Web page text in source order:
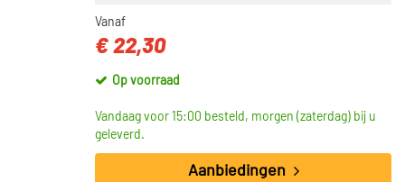
Vanaf
€ 22,30
Op voorraad
Vandaag voor 15:00 besteld, morgen (zaterdag) bij u
geleverd.
Aanbiedingen